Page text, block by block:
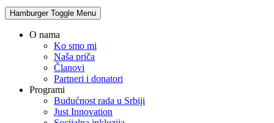
Hamburger Toggle Menu
O nama
Ko smo mi
Naša priča
Članovi
Partneri i donatori
Programi
Budućnost rada u Srbiji
Just Innovation